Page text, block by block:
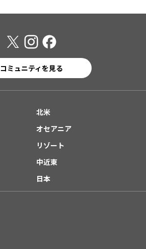
コミュニティを見る
北米
オセアニア
リゾート
中近東
日本